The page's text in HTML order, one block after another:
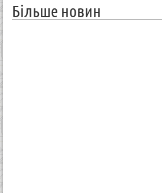
Більше новин